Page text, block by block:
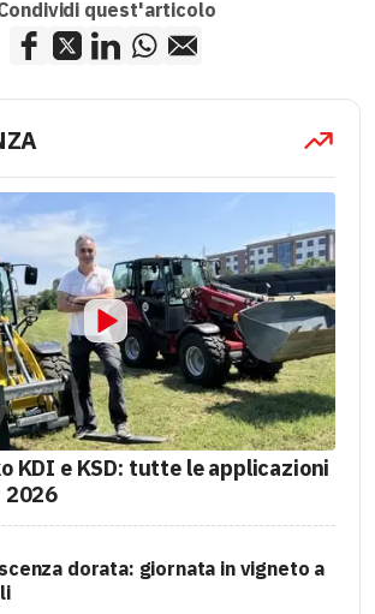
quest'articolo
KDI e KSD: tutte le applicazioni
2026
dorata: giornata in vigneto a